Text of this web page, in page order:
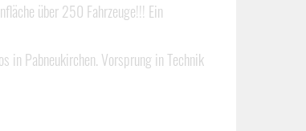
über 250 Fahrzeuge!!! Ein
in Pabneukirchen. Vorsprung in Technik